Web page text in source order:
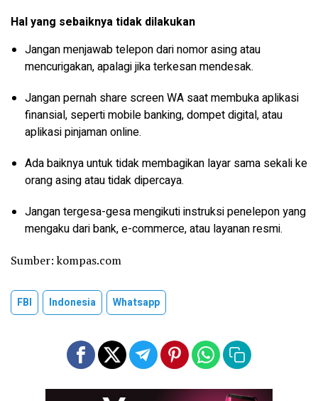
Hal yang sebaiknya tidak dilakukan
Jangan menjawab telepon dari nomor asing atau
mencurigakan, apalagi jika terkesan mendesak.
Jangan pernah share screen WA saat membuka aplikasi
finansial, seperti mobile banking, dompet digital, atau
aplikasi pinjaman online.
Ada baiknya untuk tidak membagikan layar sama sekali ke
orang asing atau tidak dipercaya.
Jangan tergesa-gesa mengikuti instruksi penelepon yang
mengaku dari bank, e-commerce, atau layanan resmi.
Sumber: kompas.com
FBI Indonesia Whatsapp